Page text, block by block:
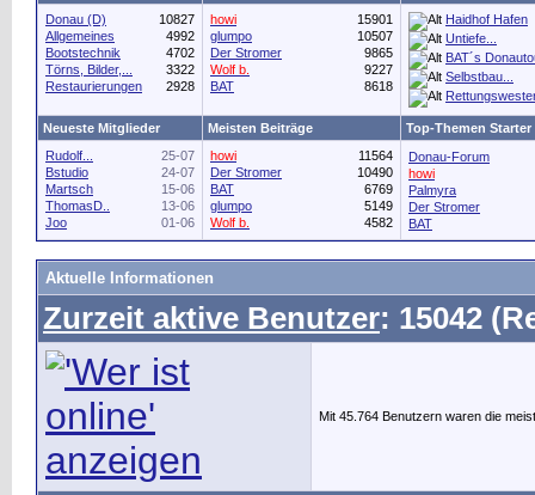
Donau (D)
10827
Allgemeines
4992
Bootstechnik
4702
Törns, Bilder,...
3322
Restaurierungen
2928
howi
15901
glumpo
10507
Der Stromer
9865
Wolf b.
9227
BAT
8618
Haidhof Hafen
Untiefe...
BAT´s
Selbstbau...
Neueste Mitglieder Meisten Beiträge
Top-Themen Starter
Rudolf...
25-07
Bstudio
24-07
Martsch
15-06
ThomasD..
13-06
Joo
01-06
howi
11564
Der Stromer
10490
BAT
6769
glumpo
5149
Wolf b.
4582
Donau-Forum
howi
Palmyra
Der Stromer
BAT
Aktuelle Informationen
Zurzeit aktive Benutzer: 15042
Mit 45.764 Benutzern waren die